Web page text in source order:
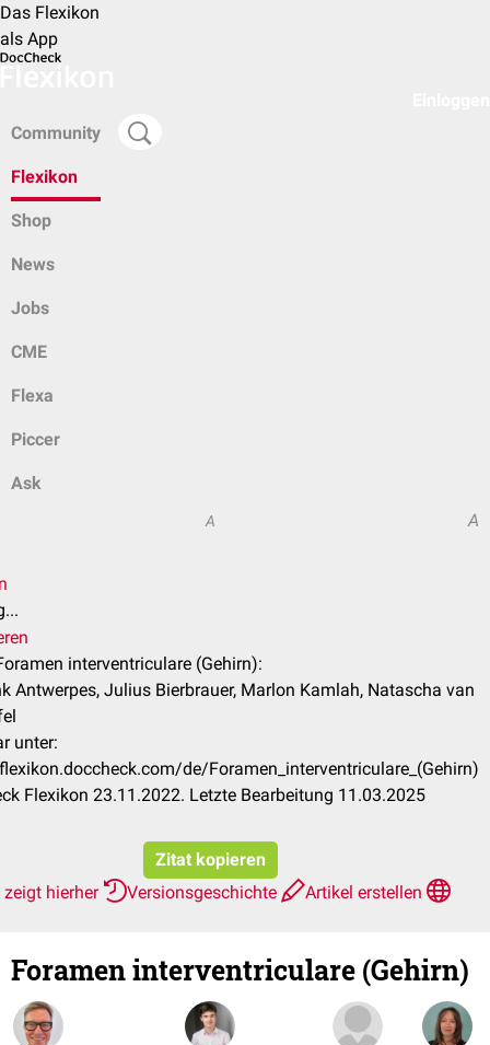
Das Flexikon
als App
Community
Flexikon
Shop
News
Jobs
CME
Flexa
Piccer
Ask
A A
interventriculare (Gehirn):
Antwerpes, Julius Bierbrauer, Marlon Kamlah, Natascha van
unter:
de/Foramen_interventriculare_(Gehirn)
Flexikon 23.11.2022. Letzte Bearbeitung 11.03.2025
Zitat kopieren
zeigt hierher
Versionsgeschichte
Artikel erstellen
Foramen interventriculare (Gehirn)